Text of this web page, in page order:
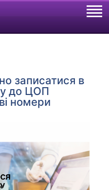
записатися в
до ЦОП
номери